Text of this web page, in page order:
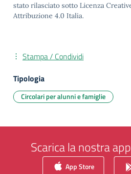
stato rilasciato sotto Licenza
Attribuzione 4.0 Italia.
Stampa / Condividi
Tipologia
Circolari per alunni e famiglie
Scarica la nostra
App Store